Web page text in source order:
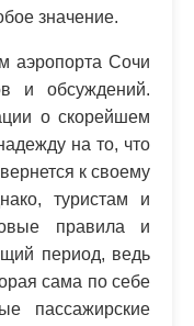
значение.
аэропорта Сочи
и обсуждений.
о скорейшем
на то, что
к своему
туристам и
правила и
период, ведь
сама по себе
пассажирские